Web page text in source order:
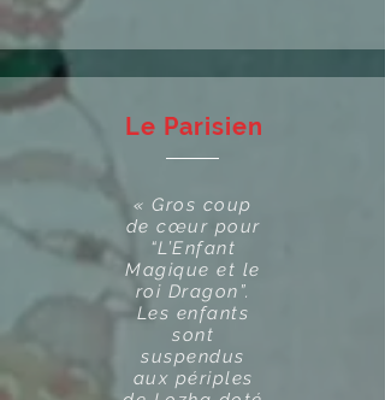
Le Parisien
« Gros coup
de cœur pour
“L’Enfant
Magique et le
roi Dragon”.
Les enfants
sont
suspendus
aux périples